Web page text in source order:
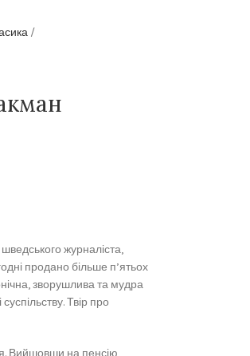
журналіста,
продано більше п’ятьох
зворушлива та мудра
Твір про
Вийшовши на пенсію,